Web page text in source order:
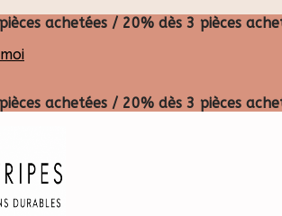
achetées / 20% dès 3 pièces
achetées / 20% dès 3 pièces